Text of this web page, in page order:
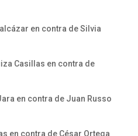
en contra de Silvia
Casillas en contra de
en contra de Juan Russo
en contra de César Ortega